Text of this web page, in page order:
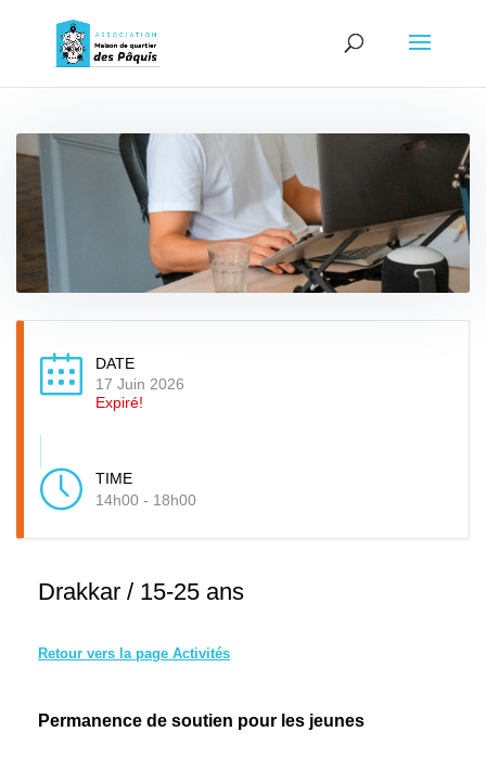
DATE
17 Juin 2026
Expiré!
TIME
14h00 - 18h00
Drakkar / 15-25 ans
Retour vers la page Activités
Permanence de soutien pour les jeunes